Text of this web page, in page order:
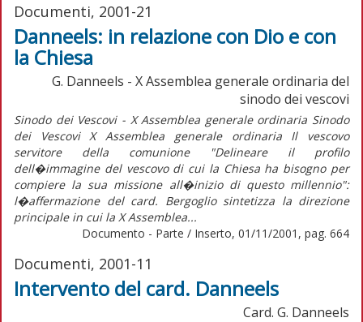
Documenti, 2001-21
Danneels: in relazione con Dio e con
la Chiesa
G. Danneels - X Assemblea generale ordinaria del
sinodo dei vescovi
Sinodo dei Vescovi - X Assemblea generale ordinaria Sinodo
dei Vescovi X Assemblea generale ordinaria Il vescovo
servitore della comunione "Delineare il profilo
dell�immagine del vescovo di cui la Chiesa ha bisogno per
compiere la sua missione all�inizio di questo millennio":
l�affermazione del card. Bergoglio sintetizza la direzione
principale in cui la X Assemblea...
Documento - Parte / Inserto, 01/11/2001, pag. 664
Documenti, 2001-11
Intervento del card. Danneels
Card. G. Danneels